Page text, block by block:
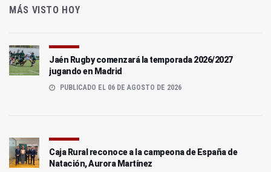
MÁS VISTO HOY
Jaén Rugby comenzará la temporada 2026/2027
jugando en Madrid
PUBLICADO EL 06 DE AGOSTO DE 2026
Caja Rural reconoce a la campeona de España de
Natación, Aurora Martínez